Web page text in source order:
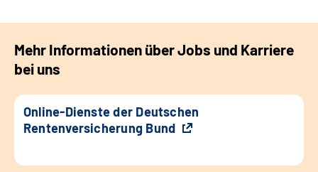
Mehr Informationen über Jobs und Karriere
bei uns
Online-Dienste der Deutschen
Rentenversicherung Bund